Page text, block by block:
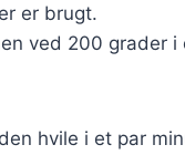
er brugt.
ved 200 grader
hvile i et par